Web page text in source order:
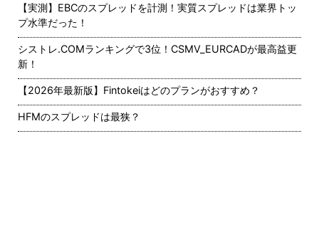
【実測】EBCのスプレッドを計測！実質スプレッドは業界トッ
プ水準だった！
シストレ.COMランキングで3位！CSMV_EURCADが最高益更
新！
【2026年最新版】Fintokeiはどのプランがおすすめ？
HFMのスプレッドは最狭？